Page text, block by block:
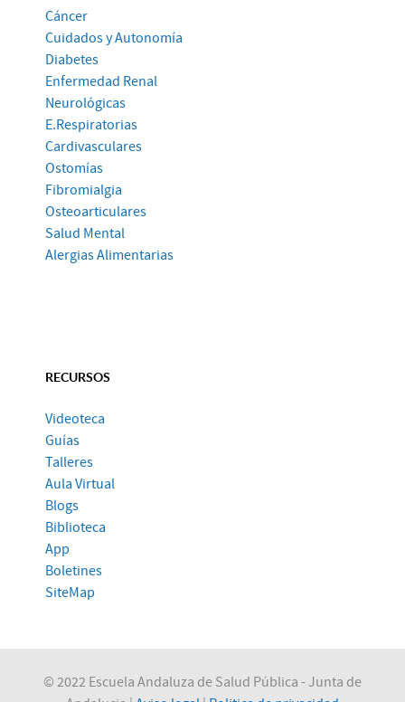
Cáncer
Cuidados y Autonomía
Diabetes
Enfermedad Renal
Neurológicas
E.Respiratorias
Cardivasculares
Ostomías
Fibromialgia
Osteoarticulares
Salud Mental
Alergias Alimentarias
RECURSOS
Videoteca
Guías
Talleres
Aula Virtual
Blogs
Biblioteca
App
Boletines
SiteMap
© 2022 Escuela Andaluza de Salud Pública - Junta de